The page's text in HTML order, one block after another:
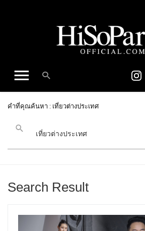
คำที่คุณค้นหา : เที่ยวต่างประเทศ
Search Result